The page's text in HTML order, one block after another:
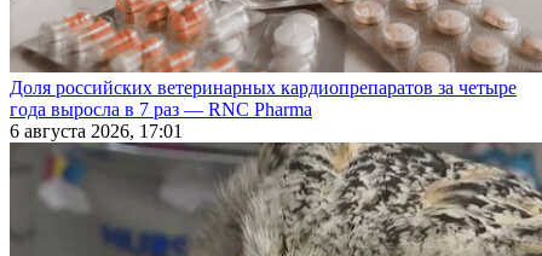
Доля российских ветеринарных кардиопрепаратов за четыре
года выросла в 7 раз — RNC Pharma
6 августа 2026, 17:01